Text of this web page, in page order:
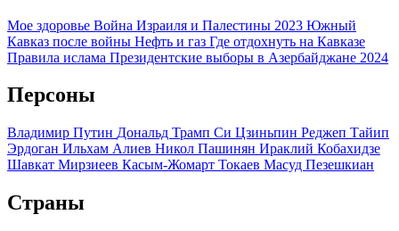
Мое здоровье Война Израиля и Палестины 2023 Южный
Кавказ после войны Нефть и газ Где отдохнуть на Кавказе
Правила ислама Президентские выборы в Азербайджане 2024
Персоны
Владимир Путин Дональд Трамп Си Цзиньпин Реджеп Тайип
Эрдоган Ильхам Алиев Никол Пашинян Ираклий Кобахидзе
Шавкат Мирзиеев Касым-Жомарт Токаев Масуд Пезешкиан
Страны